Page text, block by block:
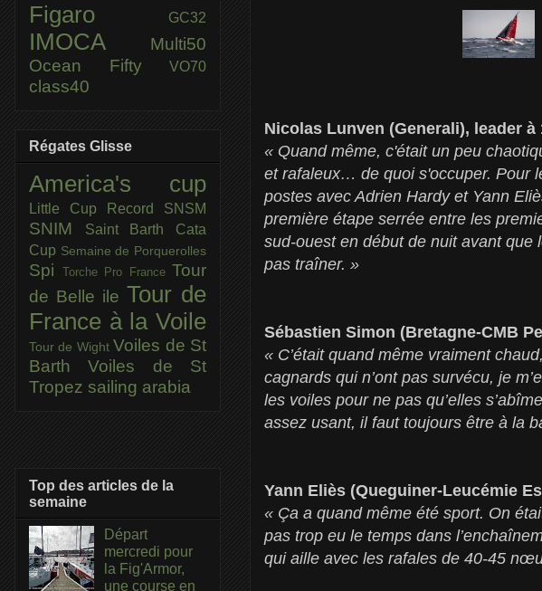
Nicolas Lunven (Generali), leader à
« Quand même, c'était un peu
et rafaleux… de quoi s'occuper. Pour
postes avec Adrien Hardy et Yann
première étape serrée entre les
sud-ouest en début de nuit avant
pas traîner. »
Sébastien Simon (Bretagne-CMB
« C’était quand même vraiment
cagnards qui n’ont pas survécu, je
les voiles pour ne pas qu’elles
assez usant, il faut toujours être à la
Yann Eliès (Queguiner-Leucémie
« Ça a quand même été sport. On
pas trop eu le temps dans
qui aille avec les rafales de 40-45
Figaro GC32
IMOCA
Multi50
Ocean Fifty
VO70
class40
Régates Glisse
America's cup
Little Cup Record SNSM
SNIM
Saint Barth Cata
Cup Semaine de Porquerolles
Spi Torche Pro France Tour
de Belle ile Tour de
France à la Voile
Tour de Wight Voiles de St
BarthVoiles de St
Tropez sailing arabia
Top des articles de la
semaine
Départ
mercredi pour
la Fig'Armor,
une course en